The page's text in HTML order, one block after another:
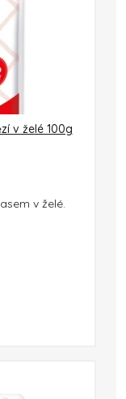
v želé 100g
v želé.